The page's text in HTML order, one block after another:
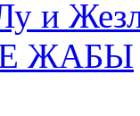
и
ЖАБЫ